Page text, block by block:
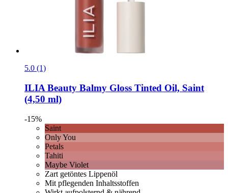
5.0 (1)
ILIA Beauty Balmy Gloss Tinted Oil, Saint
(4,50 ml)
-15%
Saint
Only You
Petals
Tahiti
Maybe Violet
Zart getöntes Lippenöl
Mit pflegenden Inhaltsstoffen